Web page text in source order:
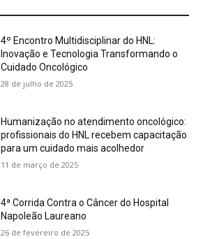
4º Encontro Multidisciplinar do HNL:
Inovação e Tecnologia Transformando o
Cuidado Oncológico
28 de julho de 2025
Humanização no atendimento oncológico:
profissionais do HNL recebem capacitação
para um cuidado mais acolhedor
11 de março de 2025
4ª Corrida Contra o Câncer do Hospital
Napoleão Laureano
26 de fevereiro de 2025